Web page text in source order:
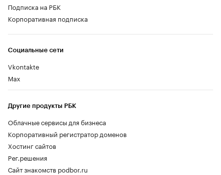
Социальные сети
Vkontakte
Max
Другие продукты РБК
Облачные сервисы для бизнеса
Корпоративный регистратор доменов
Хостинг сайтов
Рег.решения
Сайт знакомств podbor.ru
Подписка на РБК
Корпоративная подписка